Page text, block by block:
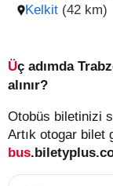
Kelkit (42 km)
Üç adımda Trabzon – Erzincan otobüs bileti nasıl
alınır?
Otobüs biletinizi
Artık otogar bilet
bus